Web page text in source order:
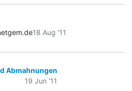
18 Aug '11
Abmahnungen
19 Jun '11